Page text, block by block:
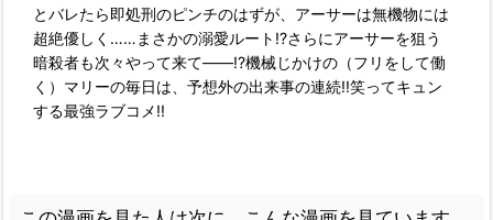
とバレたら即処刑のピンチのはずが、アーサーは無機物には
超絶優しく……まさかの溺愛ルート!?さらにアーサーを狙う
暗殺者も次々やって来て――!?機械じかけの（フリをして働
く）マリーの毎日は、予想外の出来事の連続!!笑ってキュン
する最強ラブコメ!!